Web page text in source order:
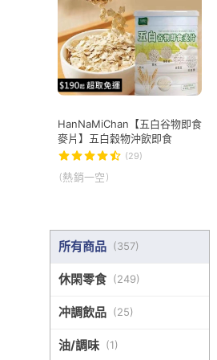
HanNaMiChan【五白谷物即食
麥片】五白穀物沖飲即食
(29)
(熱銷一空)
所有商品 (357)
休閑零食 (249)
冲調飲品 (25)
油/調味 (1)